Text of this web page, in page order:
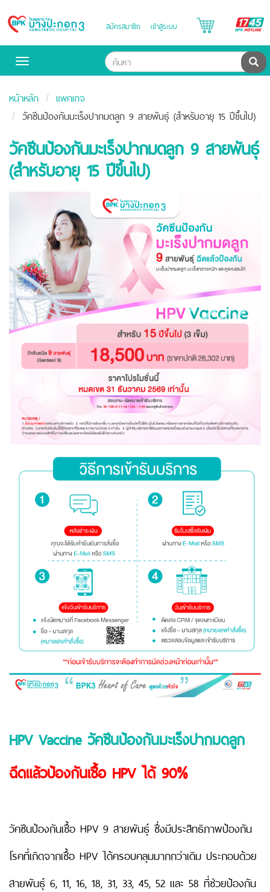
Bangpakok
สมัครสมาชิก เข้าสู่ระบบ
Toggle
ค้น
หน้าหลัก
แพคเกจ
วัคซีนป้องกันมะเร็งปากมดลูก 9 สายพันธุ์ (สำหรับอายุ 15 ปีขึ้นไป)
วัคซีนป้องกันมะเร็งปากมดลูก 9 สายพันธุ์
(สำหรับอายุ 15 ปีขึ้นไป)
HPV Vaccine วัคซีนป้องกันมะเร็งปากมดลูก
ฉีดแล้วป้องกันเชื้อ HPV ได้ 90%
วัคซีนป้องกันเชื้อ HPV 9 สายพันธุ์ ซึ่งมีประสิทธิภาพป้องกัน
โรคที่เกิดจากเชื้อ HPV ได้ครอบคลุมมากกว่าเดิม ประกอบด้วย
สายพันธุ์ 6, 11, 16, 18, 31, 33, 45, 52 และ 58 ที่ช่วยป้องกัน